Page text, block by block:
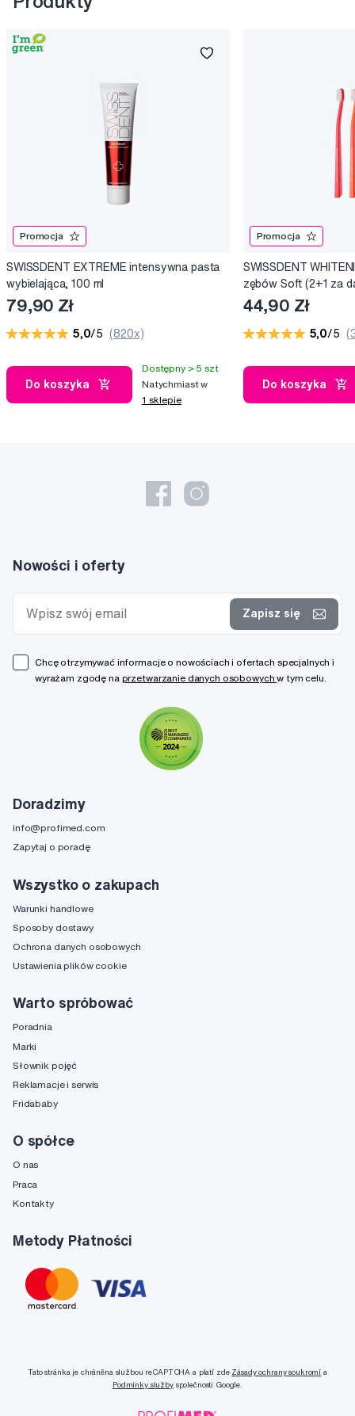
Promocja
SWISSDENT EXTREME intensywna pasta
wybielająca, 100 ml
79,90 Zł
5,0/5 (820x)
Do koszyka
Dostępny > 5 szt
Natychmiast w
1 sklepie
Promocja
SWISSDENT
zębów Soft (2+1 za
44,90 Zł
5,0/5
Do koszyka
Doradzimy
info@profimed.com
Zapytaj o poradę
Wszystko o zakupach
Warunki handlowe
Sposoby dostawy
Ochrona danych osobowych
Ustawienia plików cookie
Warto spróbować
Poradnia
Marki
Słownik pojęć
Reklamacje i serwis
Fridababy
O spółce
O nas
Praca
Kontakty
Metody Płatności
Nowości i oferty
Zapisz się
Chcę otrzymywać informacje o nowościach i ofertach specjalnych i
wyrażam zgodę na przetwarzanie danych osobowychw tym celu.
Tato stránka je chráněna službou reCAPTCHA a platí zde Zásady ochrany soukromí a
Podmínky službyspolečnosti Google.